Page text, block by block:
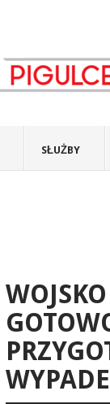
SŁUŻBY